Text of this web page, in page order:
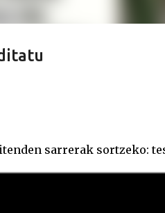
sarrerak sortzeko: